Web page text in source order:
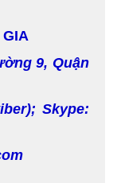
GIA
9, Quận
Skype: